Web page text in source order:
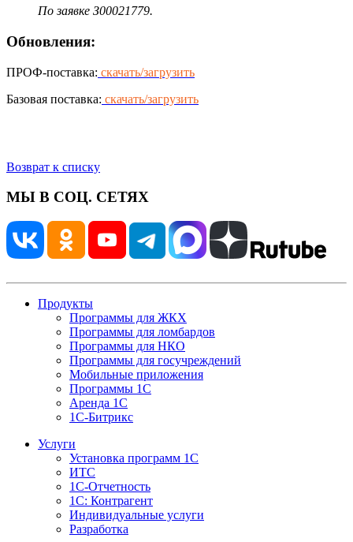
По заявке З00021779.
Обновления:
ПРОФ-поставка: скачать/загрузить
Базовая поставка: скачать/загрузить
Возврат к списку
МЫ В СОЦ. СЕТЯХ
Продукты
Программы для ЖКХ
Программы для ломбардов
Программы для НКО
Программы для госучреждений
Мобильные приложения
Программы 1С
Аренда 1С
1С-Битрикс
Услуги
Установка программ 1С
ИТС
1С-Отчетность
1С: Контрагент
Индивидуальные услуги
Разработка